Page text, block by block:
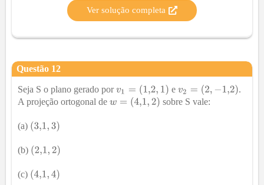
Ver solução completa
Questão 12
Seja S o plano gerado por e
.
A projeção ortogonal de
sobre S vale:
(a)
(b)
(c)